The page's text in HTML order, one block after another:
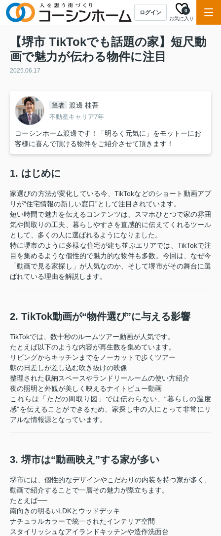
ログイン
お気に入り
0
【堺市 TikTokでも話題の家】短尺動
画で魅力が伝わる物件に注目
2025.06.17
筆者 渡邊 桂吾
不動産キャリア7年
コーシンホーム渡邊です！「明るく元気に」をモットーにお
客様に喜んで頂ける物件をご紹介させて頂きます！
1. はじめに
家選びの方法が変化している今、TikTokなどのショート動画アプ
リが“住宅情報の新しい窓口”として注目されています。
短い時間で魅力を伝えるコンテンツは、スマホひとつで家の雰囲
気や間取りの工夫、暮らしやすさを直感的に伝えてくれるツール
として、多くの人に選ばれるようになりました。
特に堺市のように多様な住宅が建ち並ぶエリアでは、TikTokで注
目を集めるような個性的で魅力的な物件も多数。今回は、なぜ今
「動画で見る家探し」が人気なのか、そして堺市がその舞台に選
ばれている理由を解説します。
2. TikTok動画が“物件選び”に与える影響
TikTokでは、数十秒のルームツアー動画が人気です。
たとえば以下のような内容が再生数を集めています。
リビングからキッチンまでをノーカットで歩くツアー
朝の日差しが差し込む吹き抜けの映像
整理された収納スペースやランドリールームの使い方紹介
夜の照明と外観が美しく映えるナイトビュー動画
これらは「ただの間取り図」では伝わらない、“暮らしの温度
感”を伝えることができるため、家探し中の人にとって非常にリ
アルな情報源となっています。
3. 堺市は“動画映え”する家が多い
堺市には、個性的なデザインやこだわりの内装を持つ家が多く、
動画で紹介することで一層その魅力が際立ちます。
たとえば──
南向きの明るいLDKとウッドデッキ
ナチュラルカラーで統一されたインテリア空間
スタイリッシュなアイランドキッチンや造作洗面台